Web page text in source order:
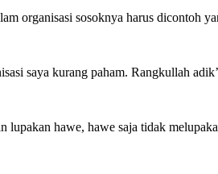
organisasi sosoknya harus dicontoh
saya kurang paham. Rangkullah
lupakan hawe, hawe saja tidak